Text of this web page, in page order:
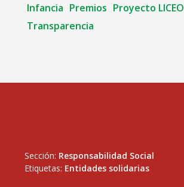
Infancia Premios Proyecto LICEO
Transparencia
Sección: Responsabilidad Social
Etiquetas: Entidades solidarias